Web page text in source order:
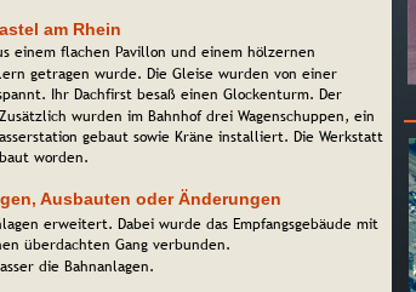
am Rhein
einem flachen Pavillon und einem hölzernen
getragen wurde. Die Gleise wurden von einer
Ihr Dachfirst besaß einen Glockenturm. Der
wurden im Bahnhof drei Wagenschuppen, ein
gebaut sowie Kräne installiert. Die Werkstatt
worden.
Ausbauten oder Änderungen
erweitert. Dabei wurde das Empfangsgebäude mit
überdachten Gang verbunden.
die Bahnanlagen.